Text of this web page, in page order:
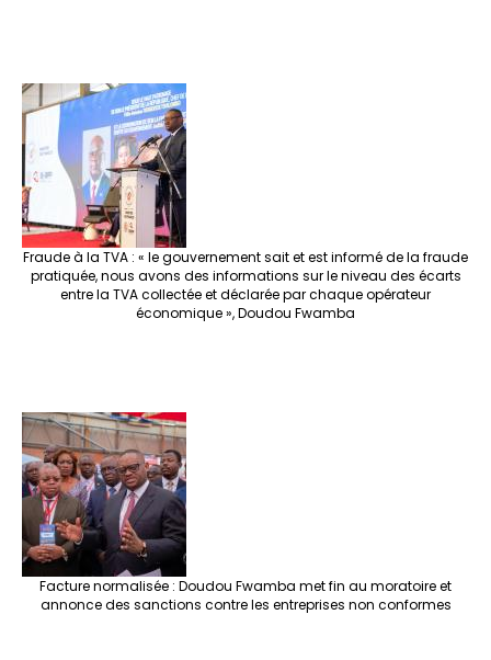
Fraude à la TVA : « le gouvernement sait et est informé de la fraude
pratiquée, nous avons des informations sur le niveau des écarts
entre la TVA collectée et déclarée par chaque opérateur
économique », Doudou Fwamba
Facture normalisée : Doudou Fwamba met fin au moratoire et
annonce des sanctions contre les entreprises non conformes